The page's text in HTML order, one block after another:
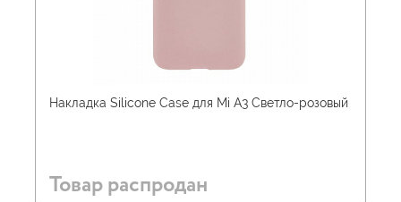
Накладка Silicone Case для Mi A3 Светло-розовый
Товар распродан